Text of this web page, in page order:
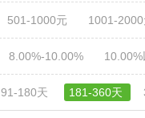
501-1000元 1001-
8.00%-10.00%
91-180天 181-360天